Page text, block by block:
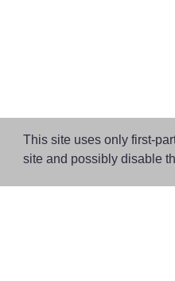
This site uses only first-
site and possibly disable